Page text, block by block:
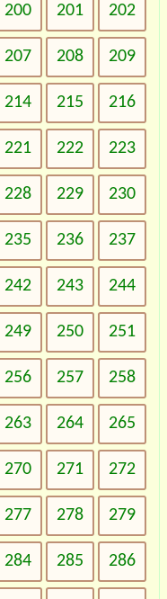
200 201 202
207 208 209
214 215 216
221 222 223
228 229 230
235 236 237
242 243 244
249 250 251
256 257 258
263 264 265
270 271 272
277 278 279
284 285 286